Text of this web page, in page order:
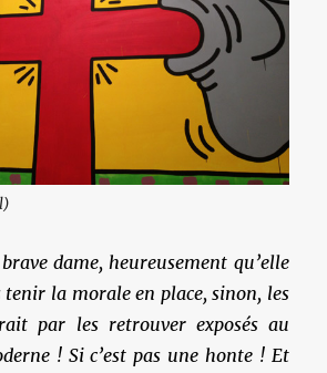
dame, heureusement qu’elle
la morale en place, sinon, les
par les retrouver exposés au
! Si c’est pas une honte ! Et